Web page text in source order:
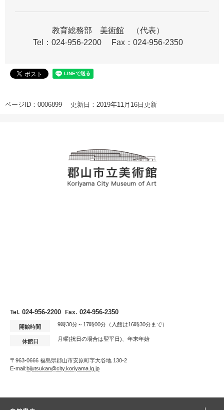
教育総務部 美術館
代表
Tel：024-956-2200
Fax：024-956-2350
ページID：0006899 更新日：2019年11月16日更新
Tel. 024-956-2200 Fax. 024-956-2350
開館時間 9時30分～17時00分（入館は16時30分まで）
休館日 月曜(祝日の場合は翌平日)、年末年始
〒963-0666 福島県郡山市安原町字大谷地 130-2
E-mail:bijutsukan@city.koriyama.lg.jp